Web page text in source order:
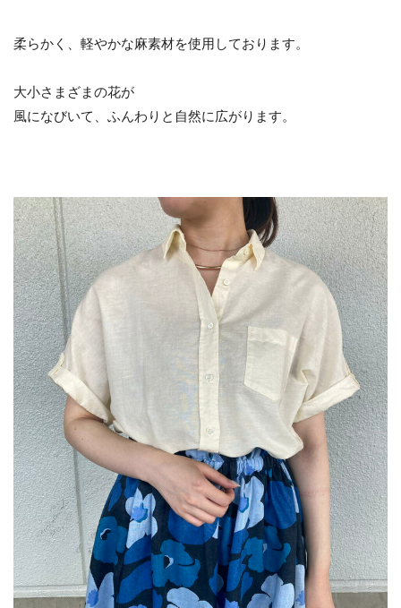
柔らかく、軽やかな麻素材を使用しております。
大小さまざまの花が
風になびいて、ふんわりと自然に広がります。